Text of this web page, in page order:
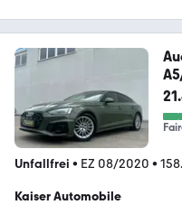
Unfallfrei • EZ 08/2020 •
Kaiser Automobile